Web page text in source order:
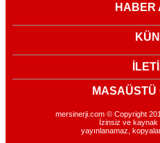
HABER
MASAÜSTÜ
mersinerji.com © Copyright
İzinsiz ve kaynak
yayınlanamaz,